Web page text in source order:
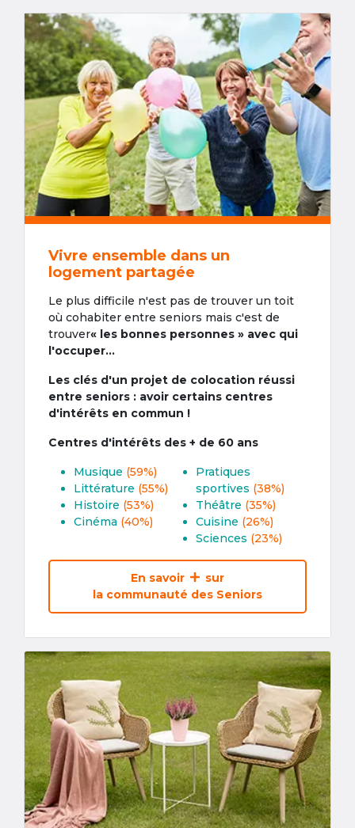
Vivre ensemble dans un
logement partagée
Le plus difficile n'est pas de trouver un toit
où cohabiter entre seniors mais c'est de
trouver« les bonnes personnes » avec qui
l'occuper...
Les clés d'un projet de colocation réussi
entre seniors : avoir certains centres
d'intérêts en commun !
Centres d'intérêts des + de 60 ans
Musique (59%)
Littérature (55%)
Histoire (53%)
Cinéma (40%)
Pratiques
sportives (38%)
Théâtre (35%)
Cuisine (26%)
Sciences (23%)
En savoir
sur
la communauté des Seniors